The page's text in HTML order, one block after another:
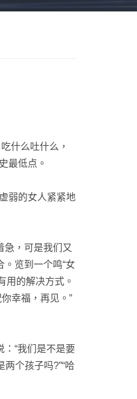
什么吐什么，
最低点。
弱的女人紧紧地
急，可是我们又
。览到一个鸣“女
用的解决方式。
幸福，再见。”
“我们是不是要
两个孩子吗?”“哈